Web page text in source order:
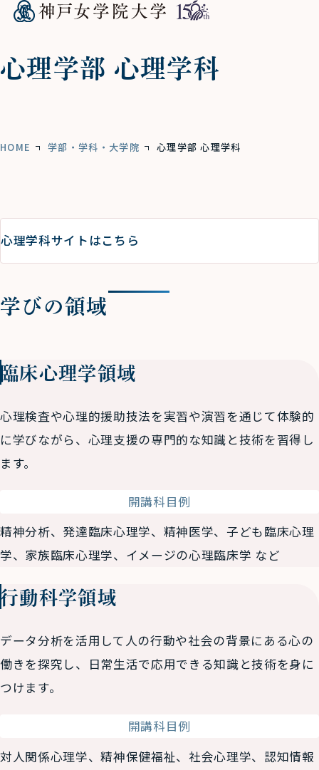
心理学部 心理学科
HOME 学部・学科・大学院 心理学部 心理学科
心理学科サイトはこちら
学びの領域
臨床心理学領域
心理検査や心理的援助技法を実習や演習を通じて体験的
に学びながら、心理支援の専門的な知識と技術を習得し
ます。
開講科目例
精神分析、発達臨床心理学、精神医学、子ども臨床心理
学、家族臨床心理学、イメージの心理臨床学 など
行動科学領域
データ分析を活用して人の行動や社会の背景にある心の
働きを探究し、日常生活で応用できる知識と技術を身に
つけます。
開講科目例
対人関係心理学、精神保健福祉、社会心理学、認知情報